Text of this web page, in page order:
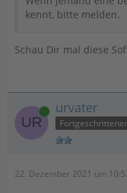
kennt, bitte melden.
Schau Dir mal diese
Online urvater
Fortgeschrittener
22. Dezember 2021 um